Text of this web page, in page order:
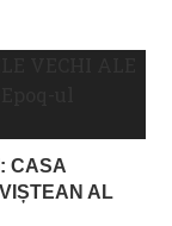
CASA
AL